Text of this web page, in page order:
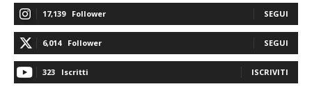
17,139 Follower SEGUI
6,014 Follower SEGUI
323 Iscritti ISCRIVITI